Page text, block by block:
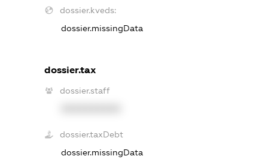
dossier.kveds:
dossier.missingData
dossier.tax
dossier.staff
dossier.taxDebt
dossier.missingData